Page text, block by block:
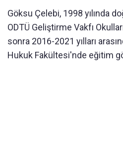
Göksu Çelebi, 1998 yılında
ODTÜ Geliştirme Vakfı
sonra 2016-2021 yılları
Hukuk Fakültesi'nde eğitim